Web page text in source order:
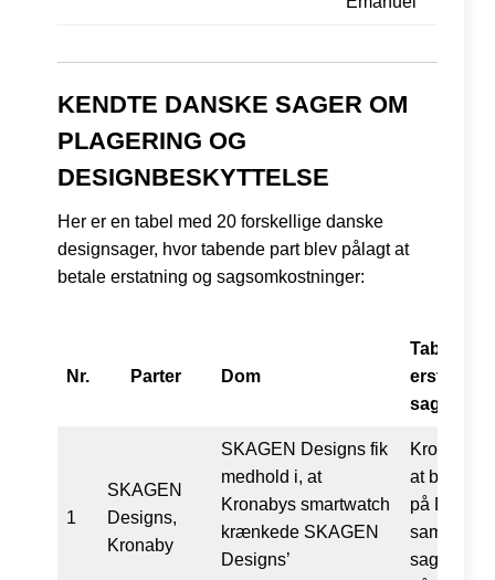
KENDTE DANSKE SAGER OM
PLAGERING OG
DESIGNBESKYTTELSE
Her er en tabel med 20 forskellige danske
designsager, hvor tabende part blev pålagt at
betale erstatning og sagsomkostninger:
Nr. Parter Dom
Tabende
1
SKAGEN
Designs,
Kronaby
SKAGEN Designs fik
medhold i, at
Kronabys smartwatch
krænkede SKAGEN
Designs’
Kronaby
at betale
på DKK
samt